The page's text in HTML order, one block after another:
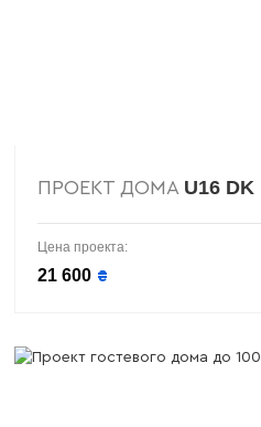
ПРОЕКТ ДОМА U16 DK
Цена проекта:
21 600 ₴